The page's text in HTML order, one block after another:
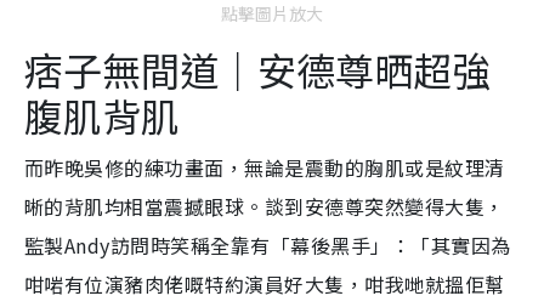
點擊圖片放大
痞子無間道｜安德尊晒超強
腹肌背肌
而昨晚吳修的練功畫面，無論是震動的胸肌或是紋理清
晰的背肌均相當震撼眼球。談到安德尊突然變得大隻，
監製Andy訪問時笑稱全靠有「幕後黑手」：「其實因為
咁啱有位演豬肉佬嘅特約演員好大隻，咁我哋就搵佢幫